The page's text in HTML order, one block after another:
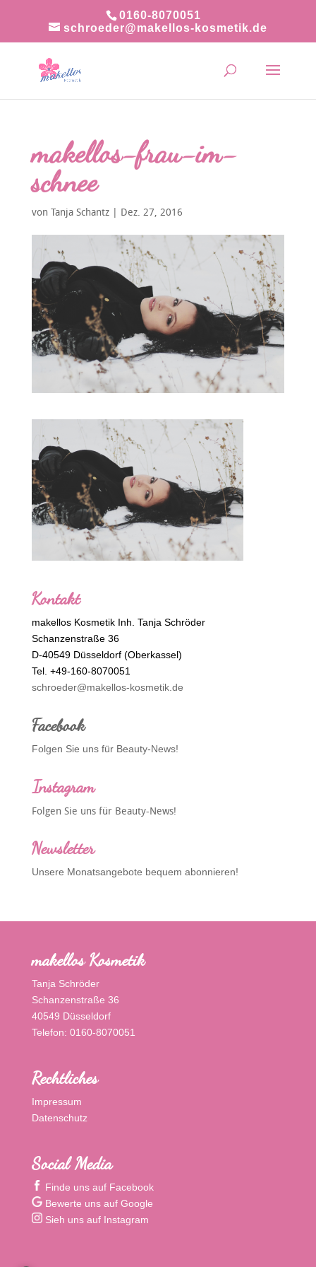
0160-8070051
schroeder@makellos-kosmetik.de
makellos-frau-im-
schnee
von Tanja Schantz| Dez. 27, 2016
Kontakt
makellos Kosmetik Inh. Tanja Schröder
Schanzenstraße 36
D-40549 Düsseldorf (Oberkassel)
Tel. +49-160-8070051
schroeder@makellos-kosmetik.de
Facebook
Folgen Sie uns für Beauty-News!
Instagram
Folgen Sie uns für Beauty-News!
Newsletter
Unsere Monatsangebote bequem abonnieren!
makellos Kosmetik
Tanja Schröder
Schanzenstraße 36
40549 Düsseldorf
Telefon: 0160-8070051
Rechtliches
Impressum
Datenschutz
Social Media
Finde uns auf Facebook
Bewerte uns auf Google
Sieh uns auf Instagram